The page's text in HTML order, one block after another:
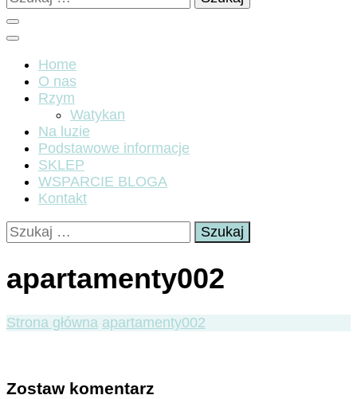
Home
O nas
Rzym
Watykan
Na luzie
Podstawowe informacje
SKLEP
WSPARCIE BLOGA
Kontakt
Szukaj:
apartamenty002
Strona główna apartamenty002
Zostaw komentarz